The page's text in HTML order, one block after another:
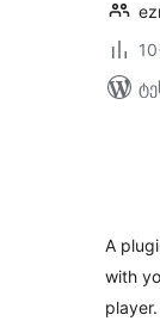
A
with
player.